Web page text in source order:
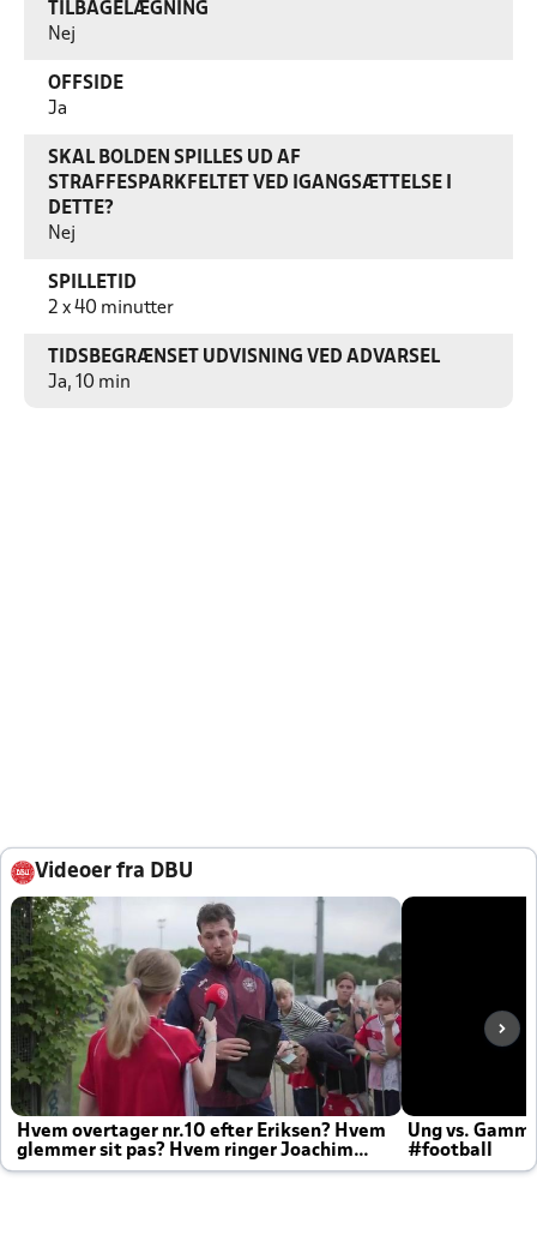
TILBAGELÆGNING
Nej
OFFSIDE
Ja
SKAL BOLDEN SPILLES UD AF
STRAFFESPARKFELTET VED IGANGSÆTTELSE I
DETTE?
Nej
SPILLETID
2 x 40 minutter
TIDSBEGRÆNSET UDVISNING VED ADVARSEL
Ja, 10 min
Videoer fra DBU
Hvem overtager nr.10 efter Eriksen? Hvem
glemmer sit pas? Hvem ringer Joachim
altid til efter kampe?
Ung vs.
#football